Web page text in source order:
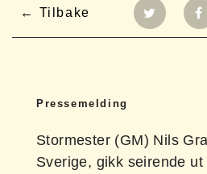
Tilbake
Pressemelding
Stormester (GM) Nils
Sverige, gikk seirende ut